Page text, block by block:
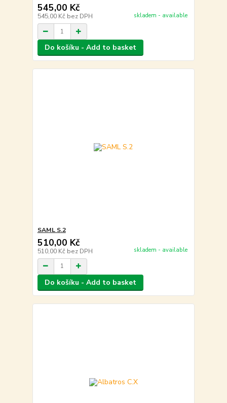
545,00 Kč
545,00 Kč bez DPH skladem - available
Do košíku - Add to basket
SAML S.2
510,00 Kč
510,00 Kč bez DPH skladem - available
Do košíku - Add to basket